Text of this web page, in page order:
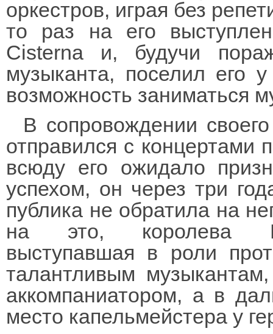
оркестров, играя без
то раз на его
Cisterna и, будучи
музыканта, поселил его
возможность заниматься
В сопровождении
отправился с
всюду его ожидало
успехом, он через три
публика не обратила на
на это, королева
выступавшая в роли
талантливым
аккомпаниатором, а в
место капельмейстера у